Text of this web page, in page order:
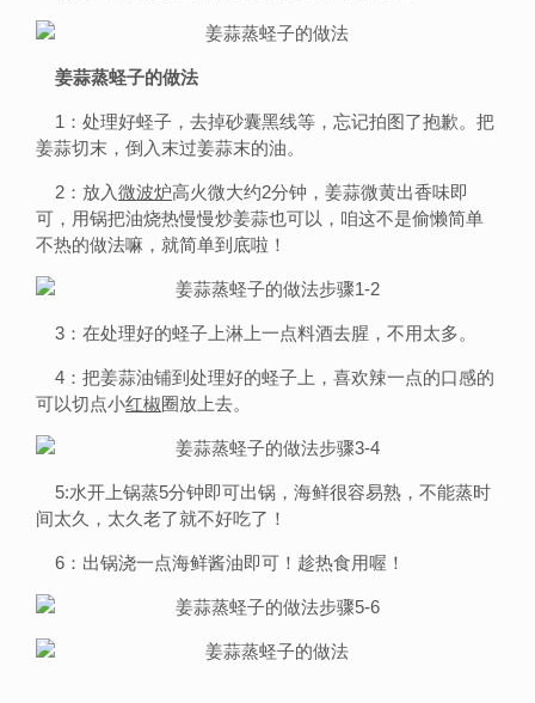
姜蒜蒸蛏子的做法
1：处理好蛏子，去掉砂囊黑线等，忘记拍图了抱歉。把
姜蒜切末，倒入末过姜蒜末的油。
2：放入微波炉高火微大约2分钟，姜蒜微黄出香味即
可，用锅把油烧热慢慢炒姜蒜也可以，咱这不是偷懒简单
不热的做法嘛，就简单到底啦！
3：在处理好的蛏子上淋上一点料酒去腥，不用太多。
4：把姜蒜油铺到处理好的蛏子上，喜欢辣一点的口感的
可以切点小红椒圈放上去。
5:水开上锅蒸5分钟即可出锅，海鲜很容易熟，不能蒸时
间太久，太久老了就不好吃了！
6：出锅浇一点海鲜酱油即可！趁热食用喔！